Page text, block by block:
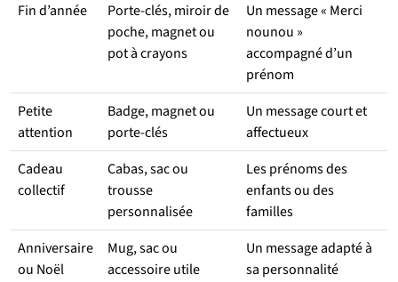
Fin d’année
Porte-clés, miroir de
poche, magnet ou
pot à crayons
Un message « Merci
nounou »
accompagné d’un
prénom
Petite
attention
Badge, magnet ou
porte-clés
Un message court et
affectueux
Cadeau
collectif
Cabas, sac ou
trousse
personnalisée
Les prénoms des
enfants ou des
familles
Anniversaire
ou Noël
Mug, sac ou
accessoire utile
Un message adapté à
sa personnalité